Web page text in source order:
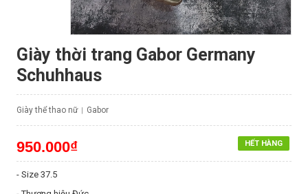
Giày thời trang Gabor Germany
Schuhhaus
Giày thể thao nữ | Gabor
HẾT HÀNG
950.000₫
- Size 37.5